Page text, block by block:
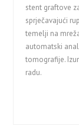
stent graftove
sprječavajući
temelji na
automatski
tomografije.
radu.